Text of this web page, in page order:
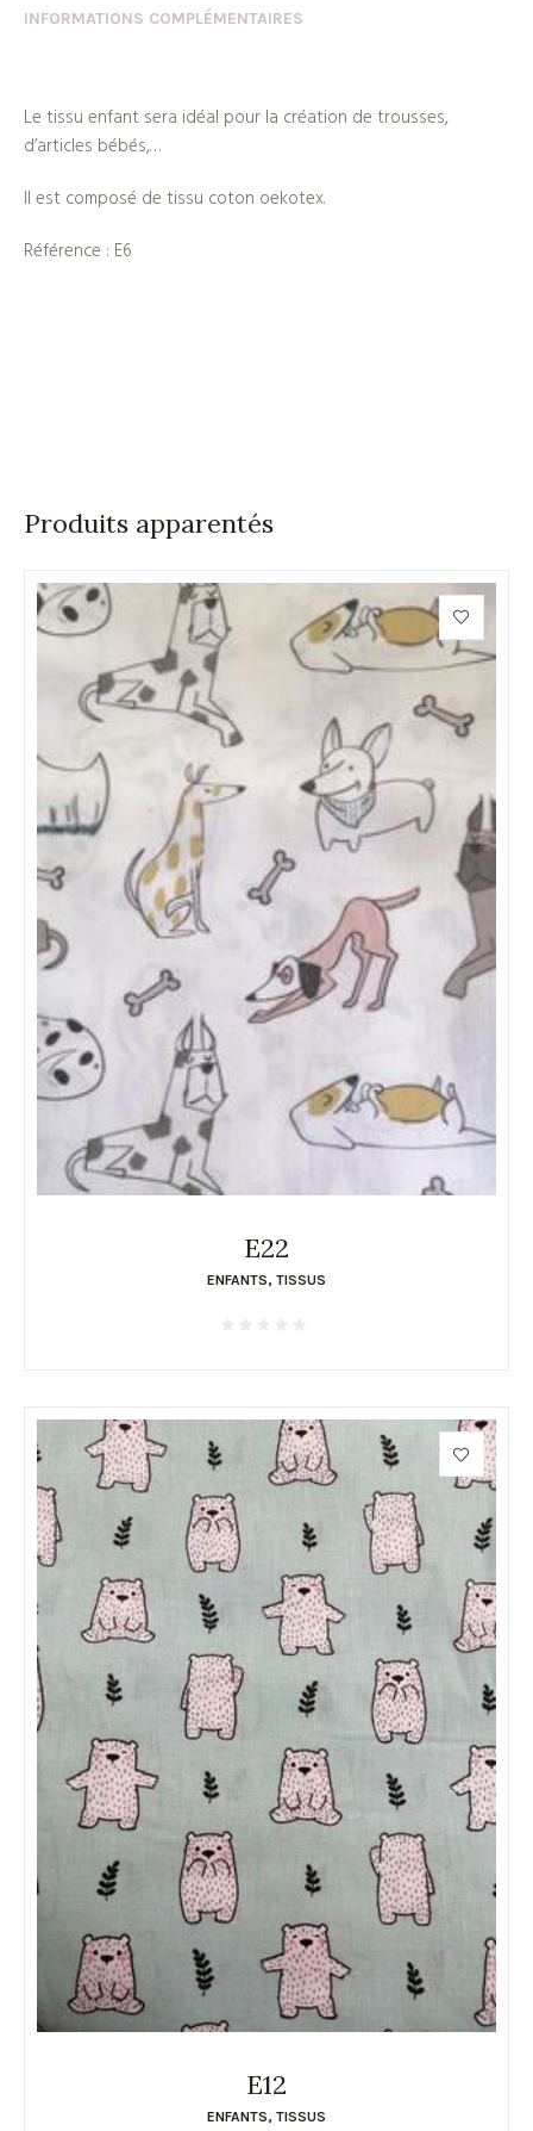
INFORMATIONS COMPLÉMENTAIRES
Le tissu enfant sera idéal pour la création de trousses,
d’articles bébés,…
Il est composé de tissu coton oekotex.
Référence : E6
Produits apparentés
E22
ENFANTS, TISSUS
E12
ENFANTS, TISSUS